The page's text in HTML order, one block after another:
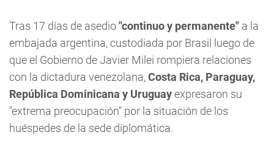
Tras 17 días de asedio"continuo y permanente" a la
embajada argentina, custodiada por Brasil luego de
que el Gobierno de Javier Milei rompiera relaciones
con la dictadura venezolana,Costa Rica, Paraguay,
República Dominicana y Uruguayexpresaron su
"extrema preocupación" por la situación de los
huéspedes de la sede diplomática.